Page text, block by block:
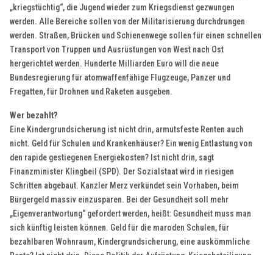
„kriegstüchtig“, die Jugend wieder zum Kriegsdienst gezwungen
werden. Alle Bereiche sollen von der Militarisierung durchdrungen
werden. Straßen, Brücken und Schienenwege sollen für einen schnellen
Transport von Truppen und Ausrüstungen von West nach Ost
hergerichtet werden. Hunderte Milliarden Euro will die neue
Bundesregierung für atomwaffenfähige Flugzeuge, Panzer und
Fregatten, für Drohnen und Raketen ausgeben.
Wer bezahlt?
Eine Kindergrundsicherung ist nicht drin, armutsfeste Renten auch
nicht. Geld für Schulen und Krankenhäuser? Ein wenig Entlastung von
den rapide gestiegenen Energiekosten? Ist nicht drin, sagt
Finanzminister Klingbeil (SPD). Der Sozialstaat wird in riesigen
Schritten abgebaut. Kanzler Merz verkündet sein Vorhaben, beim
Bürgergeld massiv einzusparen. Bei der Gesundheit soll mehr
„Eigenverantwortung“ gefordert werden, heißt: Gesundheit muss man
sich künftig leisten können. Geld für die maroden Schulen, für
bezahlbaren Wohnraum, Kindergrundsicherung, eine auskömmliche